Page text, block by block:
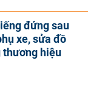
đứng sau
xe, sửa đồ
thương hiệu